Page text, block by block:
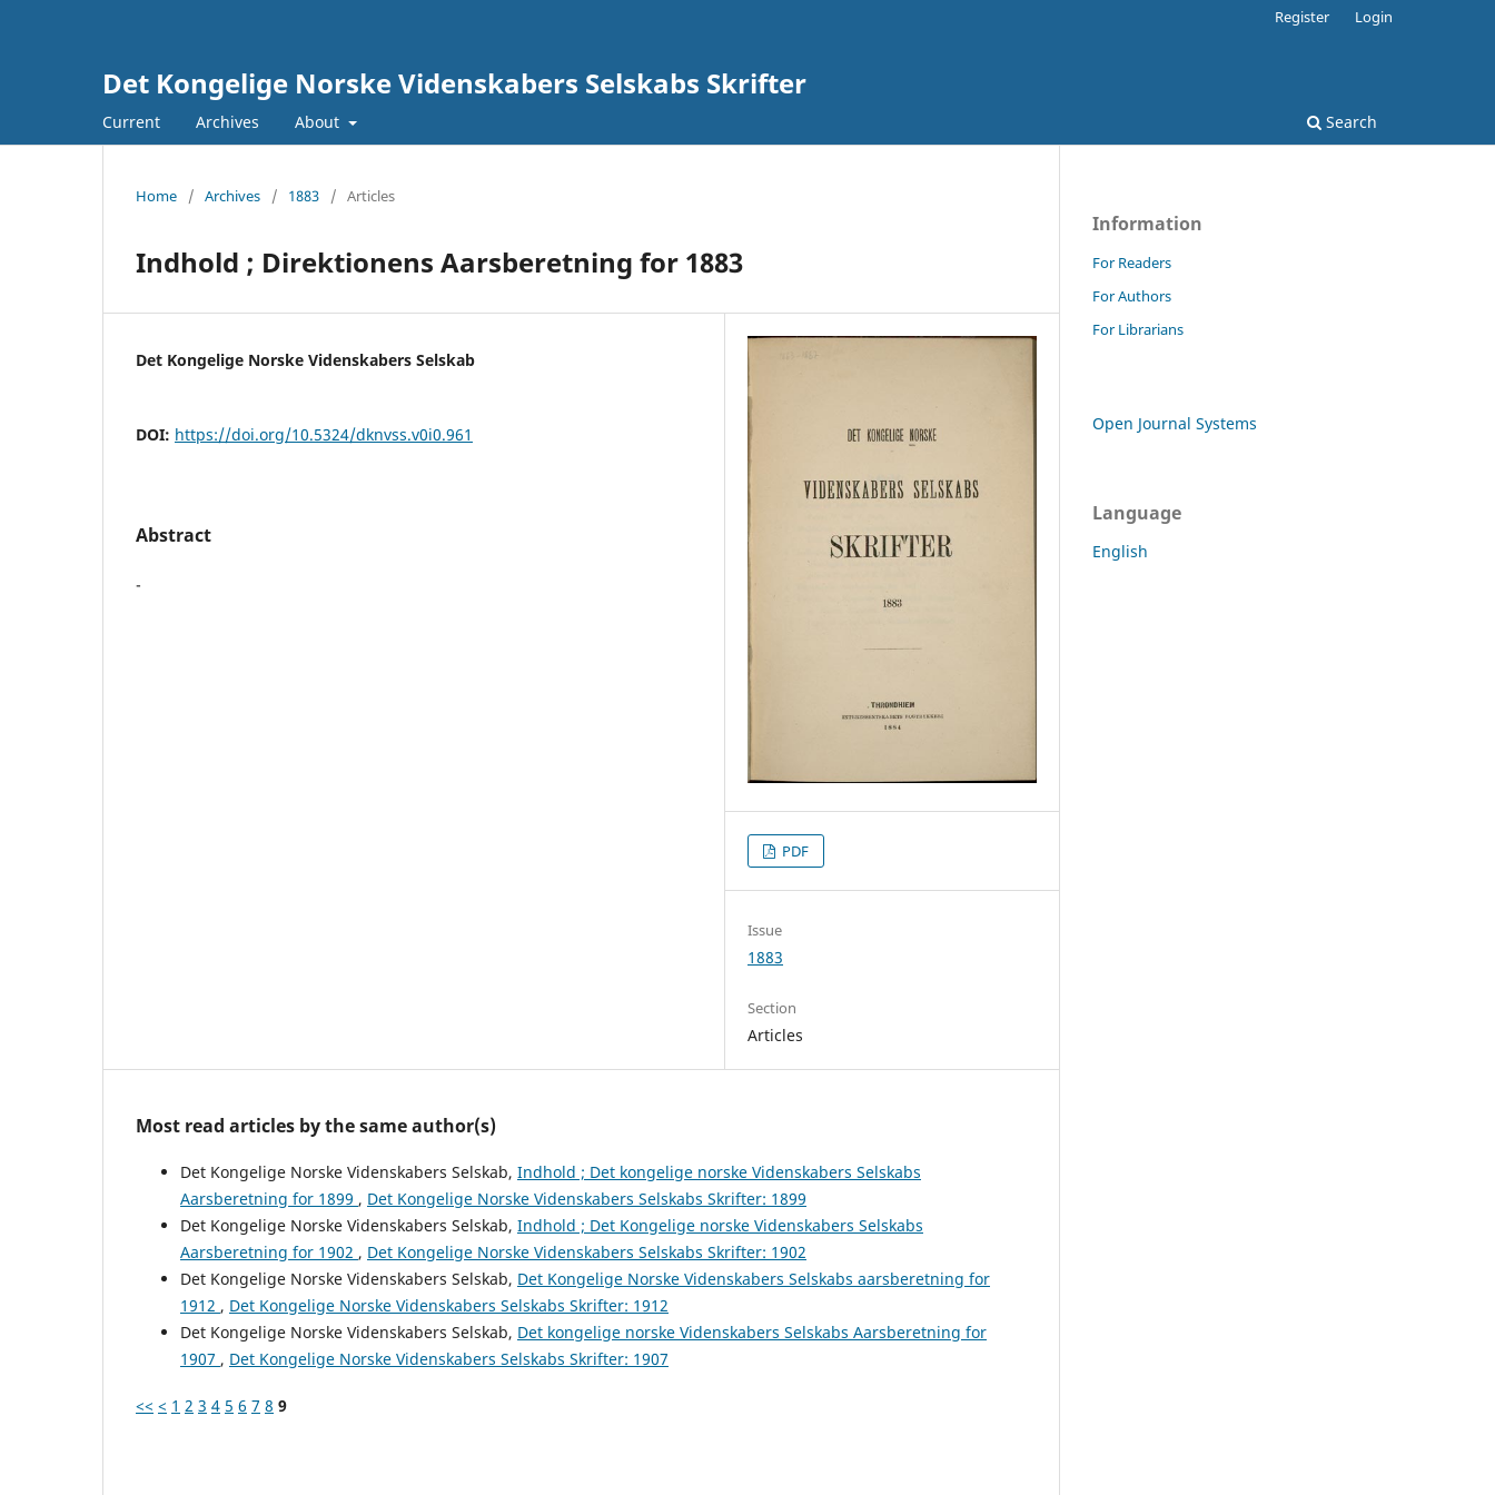
Det Kongelige Norske Videnskabers Selskabs Skrifter
Current Archives About Search
Register Login
Home / Archives / 1883 / Articles
Indhold ; Direktionens Aarsberetning for 1883
Det Kongelige Norske Videnskabers Selskab
DOI: https://doi.org/10.5324/dknvss.v0i0.961
Abstract
-
PDF
Issue
1883
Section
Articles
Most read articles by the same author(s)
Det Kongelige Norske Videnskabers Selskab, Indhold ; Det kongelige norske Videnskabers Selskabs
Aarsberetning for 1899 , Det Kongelige Norske Videnskabers Selskabs Skrifter: 1899
Det Kongelige Norske Videnskabers Selskab, Indhold ; Det Kongelige norske Videnskabers Selskabs
Aarsberetning for 1902 , Det Kongelige Norske Videnskabers Selskabs Skrifter: 1902
Det Kongelige Norske Videnskabers Selskab, Det Kongelige Norske Videnskabers Selskabs aarsberetning for
1912 , Det Kongelige Norske Videnskabers Selskabs Skrifter: 1912
Det Kongelige Norske Videnskabers Selskab, Det kongelige norske Videnskabers Selskabs Aarsberetning for
1907 , Det Kongelige Norske Videnskabers Selskabs Skrifter: 1907
<< < 1 2 3 4 5 6 7 8 9
Information
For Readers
For Authors
For Librarians
Open Journal Systems
Language
English